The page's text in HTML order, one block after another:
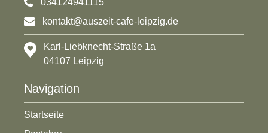
034124941115
kontakt@auszeit-cafe-leipzig.de
Karl-Liebknecht-Straße 1a
04107 Leipzig
Navigation
Startseite